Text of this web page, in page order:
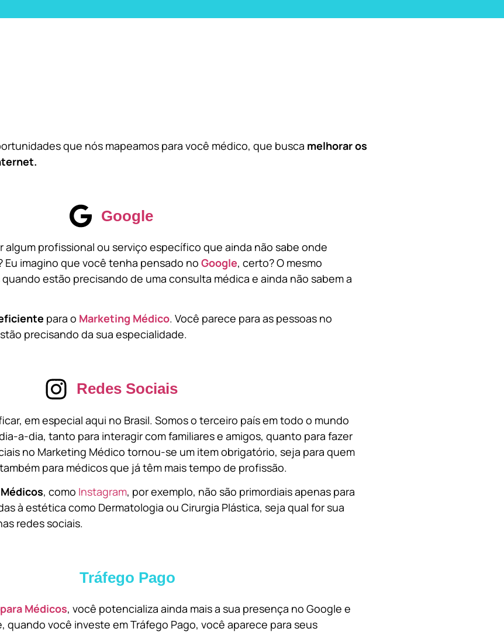
que nós mapeamos para você médico, que busca melhorar os
Google
profissional ou serviço específico que ainda não sabe onde
imagino que você tenha pensado no Google, certo? O mesmo
estão precisando de uma consulta médica e ainda não sabem a
para o Marketing Médico. Você parece para as pessoas no
precisando da sua especialidade.
Redes Sociais
em especial aqui no Brasil. Somos o terceiro país em todo o mundo
a-dia, tanto para interagir com familiares e amigos, quanto para fazer
no Marketing Médico tornou-se um item obrigatório, seja para quem
para médicos que já têm mais tempo de profissão.
, como Instagram, por exemplo, não são primordiais apenas para
à estética como Dermatologia ou Cirurgia Plástica, seja qual for sua
redes sociais.
Tráfego Pago
Médicos, você potencializa ainda mais a sua presença no Google e
quando você investe em Tráfego Pago, você aparece para seus